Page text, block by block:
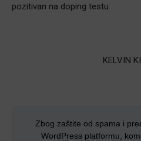
pozitivan na doping testu
KELVIN
Zbog zaštite od spama i
WordPress platformu,